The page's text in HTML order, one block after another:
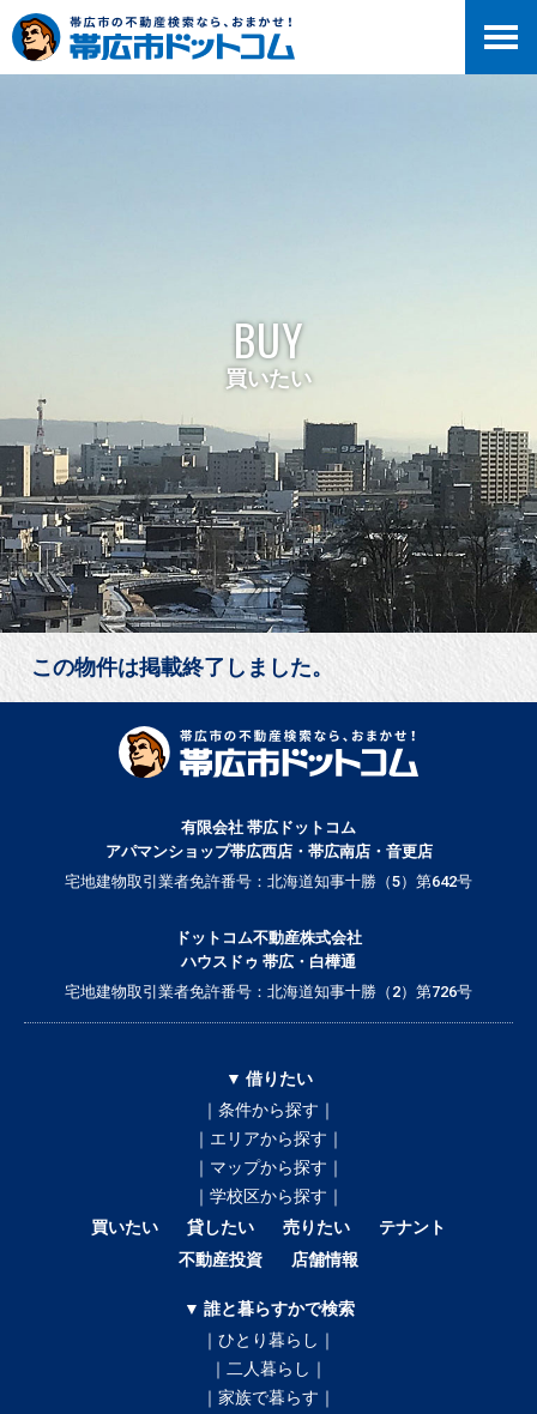
BUY
買いたい
この物件は掲載終了しました。
有限会社 帯広ドットコム
アパマンショップ帯広西店・帯広南店・音更店
宅地建物取引業者免許番号：北海道知事十勝（5）第642号
ドットコム不動産株式会社
ハウスドゥ 帯広・白樺通
宅地建物取引業者免許番号：北海道知事十勝（2）第726号
▼ 借りたい
｜条件から探す｜
｜エリアから探す｜
｜マップから探す｜
｜学校区から探す｜
買いたい
貸したい 売りたい
テナント
不動産投資
店舗情報
▼ 誰と暮らすかで検索
｜ひとり暮らし｜
｜二人暮らし｜
｜家族で暮らす｜